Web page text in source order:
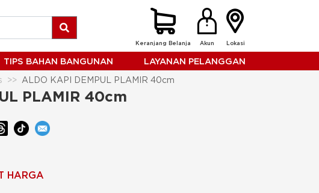
Keranjang Belanja Akun Lokasi
TIPS BAHAN BANGUNAN LAYANAN PELANGGAN
ALDO KAPI DEMPUL PLAMIR 40cm
PLAMIR 40cm
HARGA